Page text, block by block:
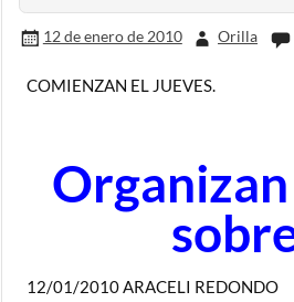
12 de enero de 2010 Orilla
COMIENZAN EL JUEVES.
12/01/2010 ARACELI REDONDO